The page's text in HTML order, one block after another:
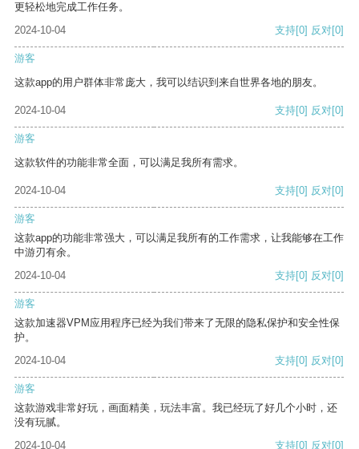
更轻松地完成工作任务。
2024-10-04
支持[0] 反对[0]
游客
这款app的用户群体非常庞大，我可以结识到来自世界各地的朋友。
2024-10-04 支持[0] 反对[0]
游客
这款软件的功能非常全面，可以满足我所有需求。
2024-10-04 支持[0] 反对[0]
游客
这款app的功能非常强大，可以满足我所有的工作需求，让我能够在工作
中游刃有余。
2024-10-04
支持[0] 反对[0]
游客
这款加速器VPM应用程序已经为我们带来了无限的隐私保护和安全性保
护。
2024-10-04
支持[0] 反对[0]
游客
这款游戏非常好玩，画面精美，玩法丰富。我已经玩了好几个小时，还
没有玩腻。
2024-10-04
支持[0] 反对[0]